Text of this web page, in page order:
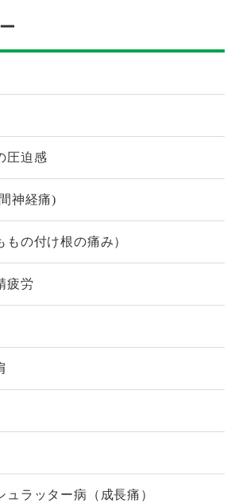
圧迫感
神経痛)
もの付け根の痛み）
疲労
ュラッター病（成長痛）